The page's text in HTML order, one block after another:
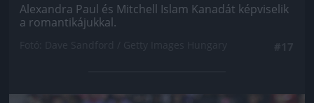
Alexandra Paul és Mitchell Islam Kanadát képviselik
a romantikájukkal.